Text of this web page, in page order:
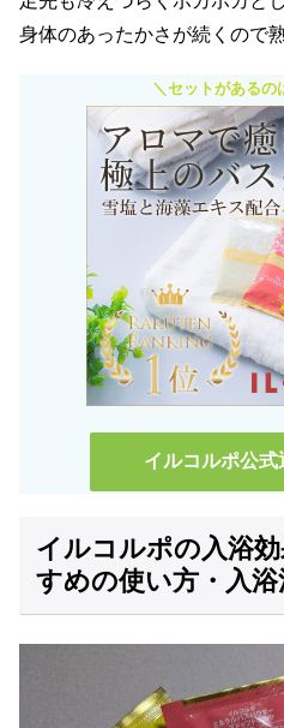
身体のあったかさが続くので
＼セットがあるの
イルコルポ公式
イルコルポの入浴
すめの使い方・入浴